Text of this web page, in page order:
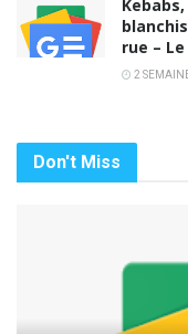
rue –
2
Don't Miss